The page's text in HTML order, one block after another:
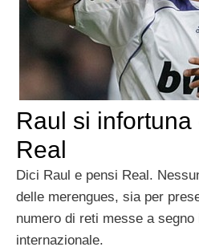
Raul si infortuna
Real
Dici Raul e pensi Real.
delle merengues, sia per
numero di reti messe a
internazionale.